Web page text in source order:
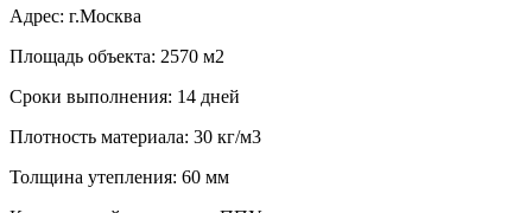
Адрес: г.Москва
Площадь объекта: 2570 м2
Сроки выполнения: 14 дней
Плотность материала: 30 кг/м3
Толщина утепления: 60 мм